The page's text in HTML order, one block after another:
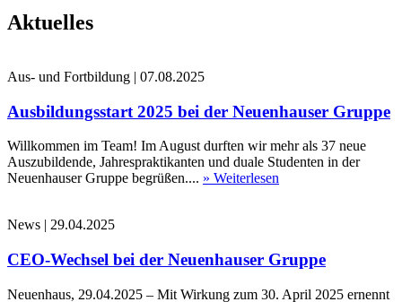
Aktuelles
Aus- und Fortbildung | 07.08.2025
Ausbildungsstart 2025 bei der Neuenhauser Gruppe
Willkommen im Team! Im August durften wir mehr als 37 neue
Auszubildende, Jahrespraktikanten und duale Studenten in der
Neuenhauser Gruppe begrüßen.... » Weiterlesen
News | 29.04.2025
CEO-Wechsel bei der Neuenhauser Gruppe
Neuenhaus, 29.04.2025 – Mit Wirkung zum 30. April 2025 ernennt